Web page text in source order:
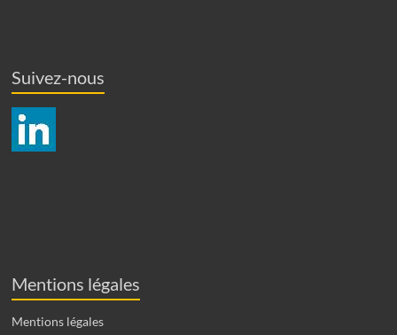
Suivez-nous
Mentions légales
Mentions légales